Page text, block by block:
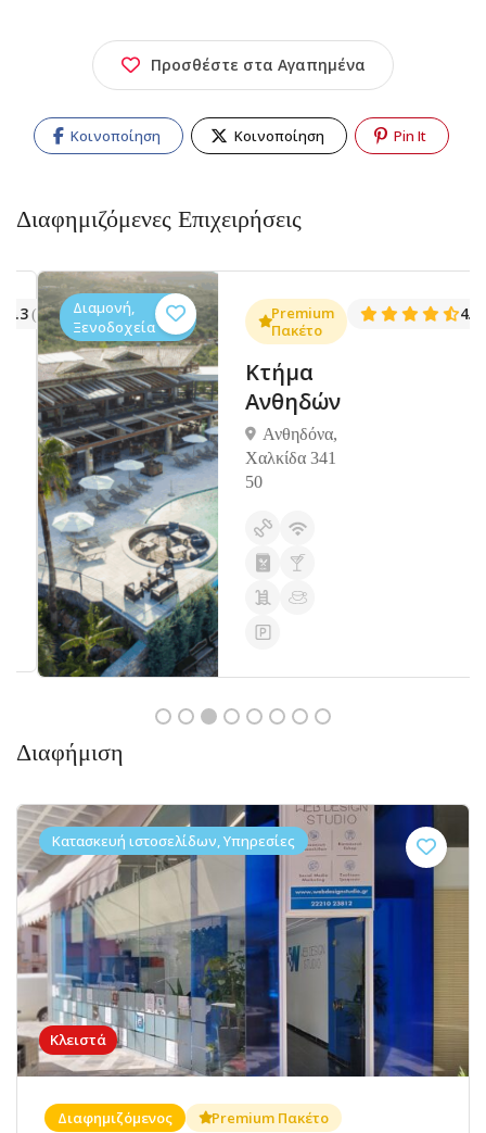
Προσθέστε στα Αγαπημένα
Κοινοποίηση Κοινοποίηση Pin It
Διαφημιζόμενες Επιχειρήσεις
(1381) Διαμονή,
Ξενοδοχεία
Premium
Πακέτο
Κτήμα
Ανθηδών
Ανθηδόνα,
Χαλκίδα 341
4.5
Διαφήμιση
Κλειστά
Κατασκευή ιστοσελίδων, Υπηρεσίες
Διαφημιζόμενος Premium Πακέτο